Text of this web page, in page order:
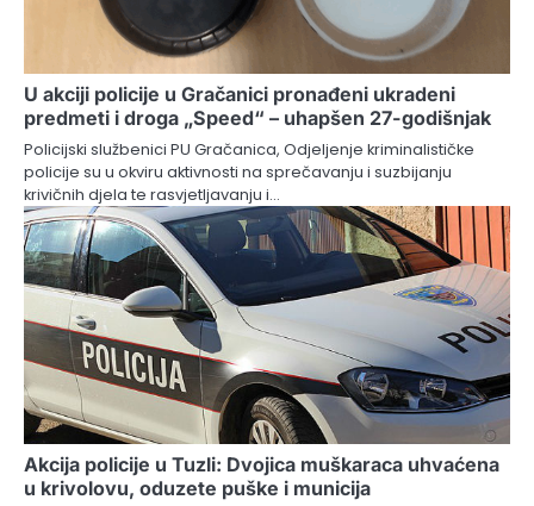
U akciji policije u Gračanici pronađeni ukradeni
predmeti i droga „Speed“ – uhapšen 27-godišnjak
Policijski službenici PU Gračanica, Odjeljenje kriminalističke
policije su u okviru aktivnosti na sprečavanju i suzbijanju
krivičnih djela te rasvjetljavanju i…
Akcija policije u Tuzli: Dvojica muškaraca uhvaćena
u krivolovu, oduzete puške i municija